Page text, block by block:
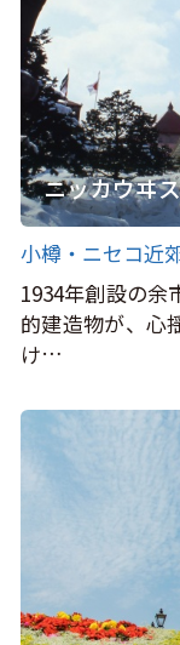
ニッカウヰ
小樽・ニセコ近
1934年創設の余
的建造物が、心
け…